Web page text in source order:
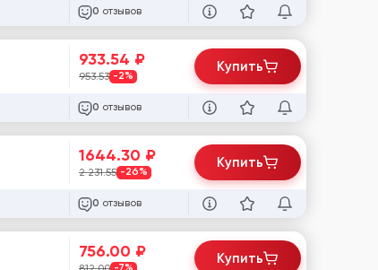
0 отзывов
933.54 ₽
953.53 -2%
0 отзывов
Купить
1644.30 ₽
2 231.55 -26%
0 отзывов
Купить
756.00 ₽ Купить